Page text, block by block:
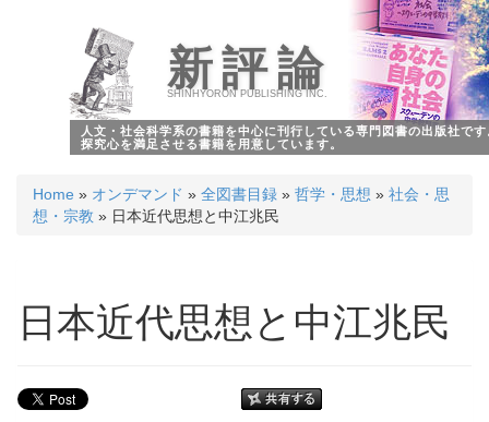
新評論
SHINHYORON PUBLISHING INC.
人文・社会科学系の書籍を中心に刊行している専門図書の出版社で
探究心を満足させる書籍を用意しています。
Home » オンデマンド » 全図書目録 » 哲学・思想 » 社会・思
想・宗教 » 日本近代思想と中江兆民
日本近代思想と中江兆民